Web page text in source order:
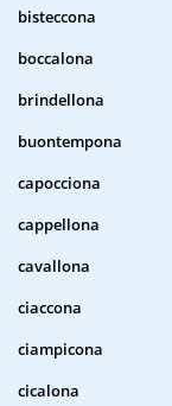
bisteccona
boccalona
brindellona
buontempona
capocciona
cappellona
cavallona
ciaccona
ciampicona
cicalona